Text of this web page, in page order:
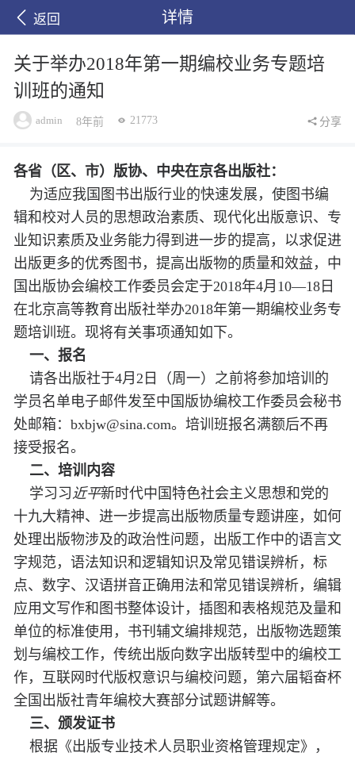
返回 详情
关于举办2018年第一期编校业务专题培
训班的通知
admin 8年前 21773 分享
各省（区、市）版协、中央在京各出版社：
为适应我国图书出版行业的快速发展，使图书编
辑和校对人员的思想政治素质、现代化出版意识、专
业知识素质及业务能力得到进一步的提高，以求促进
出版更多的优秀图书，提高出版物的质量和效益，中
国出版协会编校工作委员会定于2018年4月10—18日
在北京高等教育出版社举办2018年第一期编校业务专
题培训班。现将有关事项通知如下。
一、报名
请各出版社于4月2日（周一）之前将参加培训的
学员名单电子邮件发至中国版协编校工作委员会秘书
处邮箱：bxbjw@sina.com。培训班报名满额后不再
接受报名。
二、培训内容
学习习近平新时代中国特色社会主义思想和党的
十九大精神、进一步提高出版物质量专题讲座，如何
处理出版物涉及的政治性问题，出版工作中的语言文
字规范，语法知识和逻辑知识及常见错误辨析，标
点、数字、汉语拼音正确用法和常见错误辨析，编辑
应用文写作和图书整体设计，插图和表格规范及量和
单位的标准使用，书刊辅文编排规范，出版物选题策
划与编校工作，传统出版向数字出版转型中的编校工
作，互联网时代版权意识与编校问题，第六届韬奋杯
全国出版社青年编校大赛部分试题讲解等。
三、颁发证书
根据《出版专业技术人员职业资格管理规定》，